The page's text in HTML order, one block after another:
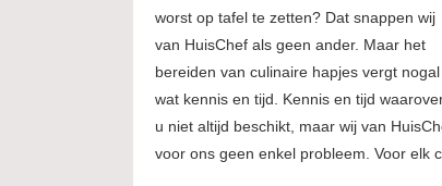
worst op tafel te zetten? Dat snappen wij
van HuisChef als geen ander. Maar het
bereiden van culinaire hapjes vergt nogal
wat kennis en tijd. Kennis en tijd
u niet altijd beschikt, maar wij van
voor ons geen enkel probleem. Voor elk